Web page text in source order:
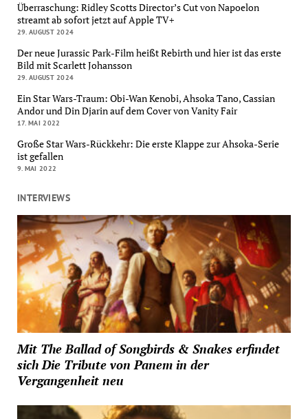
Überraschung: Ridley Scotts Director’s Cut von Napoelon
streamt ab sofort jetzt auf Apple TV+
29. AUGUST 2024
Der neue Jurassic Park-Film heißt Rebirth und hier ist das erste
Bild mit Scarlett Johansson
29. AUGUST 2024
Ein Star Wars-Traum: Obi-Wan Kenobi, Ahsoka Tano, Cassian
Andor und Din Djarin auf dem Cover von Vanity Fair
17. MAI 2022
Große Star Wars-Rückkehr: Die erste Klappe zur Ahsoka-Serie
ist gefallen
9. MAI 2022
INTERVIEWS
Mit The Ballad of Songbirds & Snakes erfindet
sich Die Tribute von Panem in der
Vergangenheit neu